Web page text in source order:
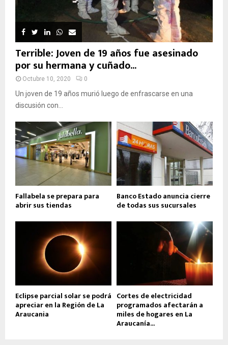
Terrible: Joven de 19 años fue asesinado
por su hermana y cuñado...
Octubre 10, 2020 0
Un joven de 19 años murió luego de enfrascarse en una
discusión con...
Fallabela se prepara para
abrir sus tiendas
Banco Estado anuncia cierre
de todas sus sucursales
Eclipse parcial solar se podrá
apreciar en la Región de La
Araucania
Cortes de electricidad
programados afectarán a
miles de hogares en La
Araucanía...